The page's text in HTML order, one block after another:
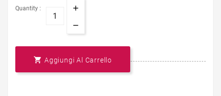
Quantity :
 Aggiungi Al Carrello